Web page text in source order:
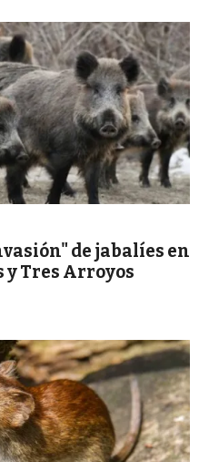
de jabalíes en
Tres Arroyos